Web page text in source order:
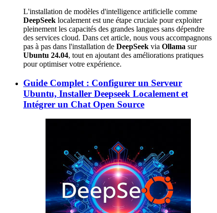
L'installation de modèles d'intelligence artificielle comme
DeepSeek localement est une étape cruciale pour exploiter
pleinement les capacités des grandes langues sans dépendre
des services cloud. Dans cet article, nous vous accompagnons
pas à pas dans l'installation de DeepSeek via Ollama sur
Ubuntu 24.04, tout en ajoutant des améliorations pratiques
pour optimiser votre expérience.
Guide Complet : Configurer un Serveur
Ubuntu, Installer Deepseek Localement et
Intégrer un Chat Open Source